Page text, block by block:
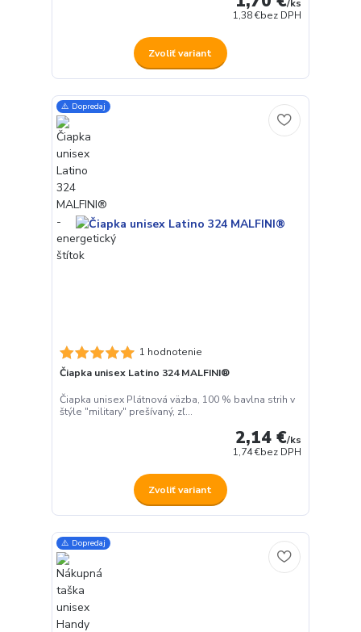
/ks
1,38 €bez DPH
Zvoliť variant
⚠️ Dopredaj
1 hodnotenie
Čiapka unisex Latino 324 MALFINI®
Čiapka unisex Plátnová väzba, 100 % bavlna strih v
štýle "military" prešívaný, zľ...
2,14 €/ks
1,74 €bez DPH
Zvoliť variant
⚠️ Dopredaj